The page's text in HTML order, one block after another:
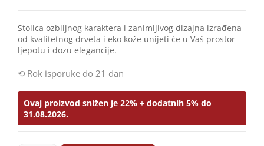
Stolica ozbiljnog karaktera i zanimljivog dizajna izrađena
od kvalitetnog drveta i eko kože unijeti će u Vaš prostor
ljepotu i dozu elegancije.
Rok isporuke do 21 dan
Ovaj proizvod snižen je 22% + dodatnih 5% do
31.08.2026.